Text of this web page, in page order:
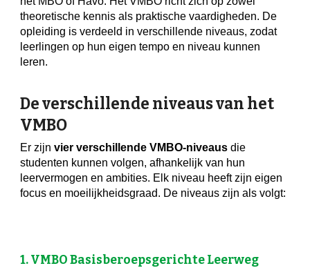
theoretische kennis als praktische vaardigheden. De
opleiding is verdeeld in verschillende niveaus, zodat
leerlingen op hun eigen tempo en niveau kunnen
leren.
De verschillende niveaus van het
VMBO
Er zijnvier verschillende VMBO-niveaus die
studenten kunnen volgen, afhankelijk van hun
leervermogen en ambities. Elk niveau heeft zijn eigen
focus en moeilijkheidsgraad. De niveaus zijn als volgt:
1. VMBO Basisberoepsgerichte Leerweg